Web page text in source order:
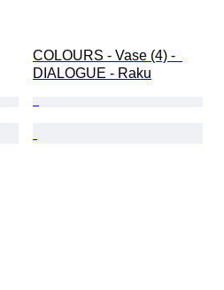
COLOURS - Vase (4) -
DIALOGUE - Raku